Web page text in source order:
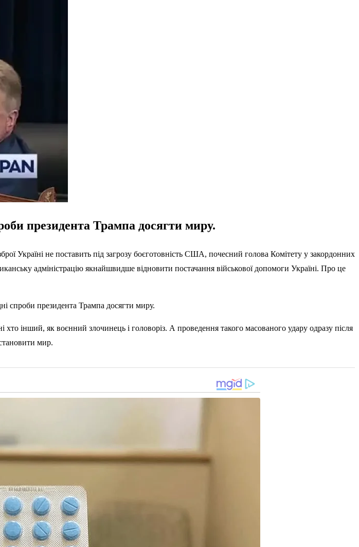
президента Трампа досягти миру.
Україні не поставить під загрозу боєготовність США, почесний голова Комітету у закордонних
адміністрацію якнайшвидше відновити постачання військової допомоги Україні. Про це
спроби президента Трампа досягти миру.
інший, як воєнний злочинець і головоріз. А проведення такого масованого удару одразу після
мир.